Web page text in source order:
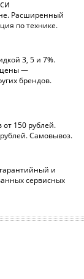
Расширенный
по технике.
3, 5 и 7%.
цены —
брендов.
от 150 рублей.
Самовывоз.
и
сервисных